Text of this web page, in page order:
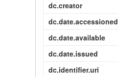
dc.creator
dc.date.accessioned
dc.date.available
dc.date.issued
dc.identifier.uri